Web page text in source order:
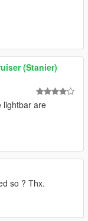
(Stanier)
lightbar are
so ? Thx.